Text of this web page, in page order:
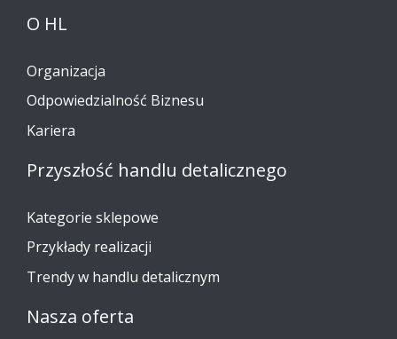
O HL
Organizacja
Odpowiedzialność Biznesu
Kariera
Przyszłość handlu detalicznego
Kategorie sklepowe
Przykłady realizacji
Trendy w handlu detalicznym
Nasza oferta